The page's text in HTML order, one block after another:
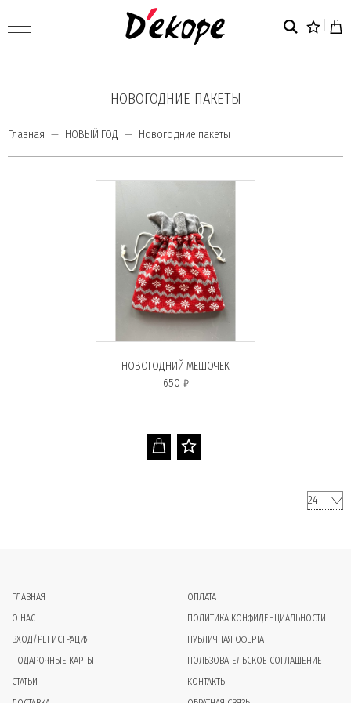
НОВОГОДНИЕ ПАКЕТЫ
Главная НОВЫЙ ГОД Новогодние пакеты
НОВОГОДНИЙ МЕШОЧЕК
650 ₽
ГЛАВНАЯ
О НАС
ВХОД/РЕГИСТРАЦИЯ
ПОДАРОЧНЫЕ КАРТЫ
СТАТЬИ
ОПЛАТА
ПОЛИТИКА КОНФИДЕНЦИАЛЬНОСТИ
ПУБЛИЧНАЯ ОФЕРТА
ПОЛЬЗОВАТЕЛЬСКОЕ СОГЛАШЕНИЕ
КОНТАКТЫ